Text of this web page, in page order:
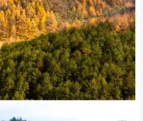
家林场/
被誉为“良心景点”
山的高山上
率高达80%
度，是避暑的天堂
景的绝佳去处